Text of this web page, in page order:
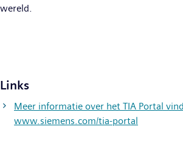
wereld.
Links
Meer informatie over het TIA Portal
www.siemens.com/tia-portal